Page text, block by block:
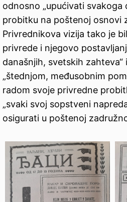
odnosno „upućivati svakoga
probitku na poštenoj osnovi
Privrednikova vizija tako je
privrede i njegovo
današnjih, svetskih
„štednjom, međusobnim
radom svoje privredne
„svaki svoj sopstveni
osigurati u poštenoj